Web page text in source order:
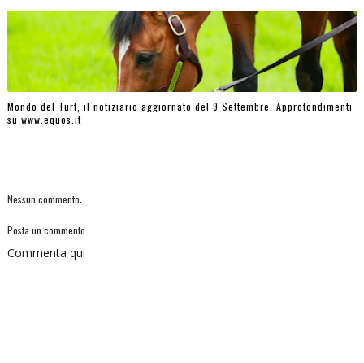
Mondo del Turf, il notiziario aggiornato del 9 Settembre. Approfondimenti
su www.equos.it
Nessun commento:
Posta un commento
Commenta qui